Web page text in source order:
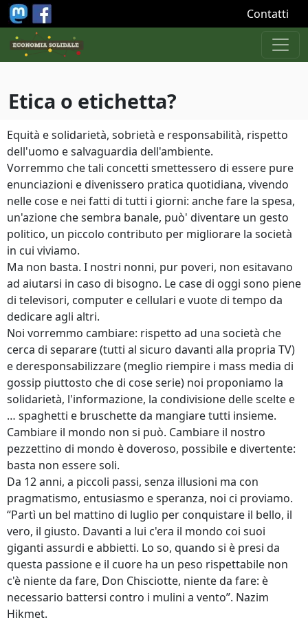
Salta al contenuto principale Contatti
Etica o etichetta?
Equità e solidarietà, sobrietà e responsabilità, rispetto
dell'uomo e salvaguardia dell'ambiente.
Vorremmo che tali concetti smettessero di essere pure
enunciazioni e divenissero pratica quotidiana, vivendo
nelle cose e nei fatti di tutti i giorni: anche fare la spesa,
un'azione che sembra banale, può' diventare un gesto
politico, un piccolo contributo per migliorare la società
in cui viviamo.
Ma non basta. I nostri nonni, pur poveri, non esitavano
ad aiutarsi in caso di bisogno. Le case di oggi sono piene
di televisori, computer e cellulari e vuote di tempo da
dedicare agli altri.
Noi vorremmo cambiare: rispetto ad una società che
cerca di separare (tutti al sicuro davanti alla propria TV)
e deresponsabilizzare (meglio riempire i mass media di
gossip piuttosto che di cose serie) noi proponiamo la
solidarietà, l'informazione, la condivisione delle scelte e
… spaghetti e bruschette da mangiare tutti insieme.
Cambiare il mondo non si può. Cambiare il nostro
pezzettino di mondo è doveroso, possibile e divertente:
basta non essere soli.
Da 12 anni, a piccoli passi, senza illusioni ma con
pragmatismo, entusiasmo e speranza, noi ci proviamo.
“Partì un bel mattino di luglio per conquistare il bello, il
vero, il giusto. Davanti a lui c'era il mondo coi suoi
giganti assurdi e abbietti. Lo so, quando si è presi da
questa passione e il cuore ha un peso rispettabile non
c'è niente da fare, Don Chisciotte, niente da fare: è
necessario battersi contro i mulini a vento”. Nazim
Hikmet.